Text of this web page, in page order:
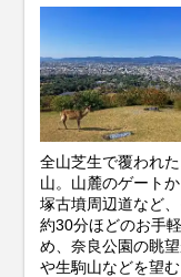
全山芝生で覆われ
山。山麓のゲート
塚古墳周辺道など
約30分ほどのお手
め、奈良公園の眺
や生駒山などを望